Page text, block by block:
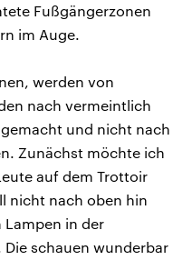
Fußgängerzonen
im Auge.
werden von
nach vermeintlich
und nicht nach
Zunächst möchte ich
auf dem Trottoir
nicht nach oben hin
Lampen in der
schauen wunderbar